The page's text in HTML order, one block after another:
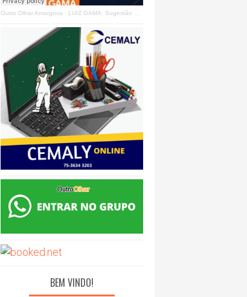
Outro Olhar Amargosa · LUIZ GAMA: Sugestão Outro Olhar
BEM VINDO!